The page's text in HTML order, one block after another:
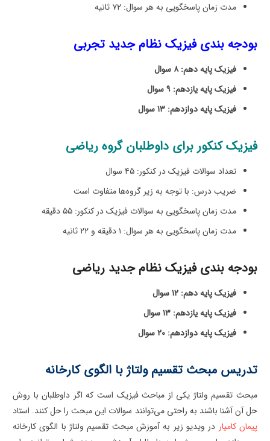
مدت زمان پاسخگویی به هر سوال: ۷۲ ثانیه
بودجه بندی فیزیک نظام جدید تجربی
فیزیک پایه دهم:۸ سوال
فیزیک پایه یازدهم: ۹سوال
فیزیک پایه دوازدهم: ۱۳سوال
فیزیک کنکور برای داوطلبان گروه ریاضی
تعداد سوالات فیزیک در کنکور: ۴۵ سوال
ضریب درس: با توجه به زیر گروه‌ها متفاوت است
مدت زمان پاسخگویی به سوالات فیزیک در کنکور: ۵۵ دقیقه
مدت زمان پاسخگویی به هر سوال: ۱ دقیقه و ۲۲ ثانیه
بودجه بندی فیزیک نظام جدید ریاضی
فیزیک پایه دهم: ۱۲سوال
فیزیک پایه یازدهم: ۱۳سوال
فیزیک پایه دوازدهم: ۲۰سوال
تدریس مبحث تقسیم ولتاژ با الگوی کارخانه
مبحث تقسیم ولتاژ یکی از مباحث فیزیک است که اگر داوطلبان با روش
حل آن آشنا باشند به راحتی می‌توانند سوالات این مبحث را حل کنند. استاد
پیمان کامیار در ویدیو زیر به آموزش مبحث تقسیم ولتاژ با الگوی کارخانه